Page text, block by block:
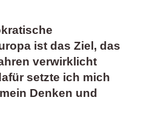
ist das Ziel, das
verwirklicht
setzte ich mich
Denken und